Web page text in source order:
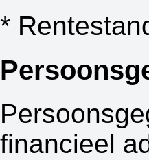
*
financieel